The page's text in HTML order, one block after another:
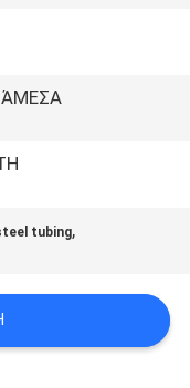
ΆΜΕΣΑ
tubing,